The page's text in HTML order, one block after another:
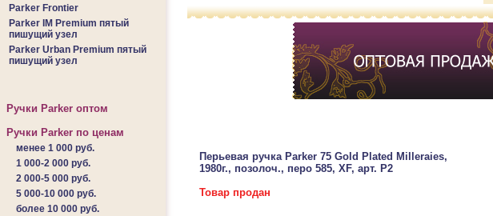
Parker Frontier
Parker IM Premium пятый
пишущий узел
Parker Urban Premium пятый
пишущий узел
Ручки Parker оптом
Ручки Parker по ценам
менее 1 000 руб.
1 000-2 000 руб.
2 000-5 000 руб.
5 000-10 000 руб.
более 10 000 руб.
Перьевая ручка Parker 75 Gold Plated Milleraies,
1980г., позолоч., перо 585, XF, арт. P2
Товар продан